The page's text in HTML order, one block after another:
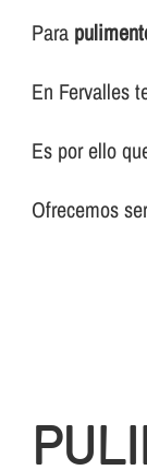
Para
En Fervalles
Es por ello
Ofrecemos